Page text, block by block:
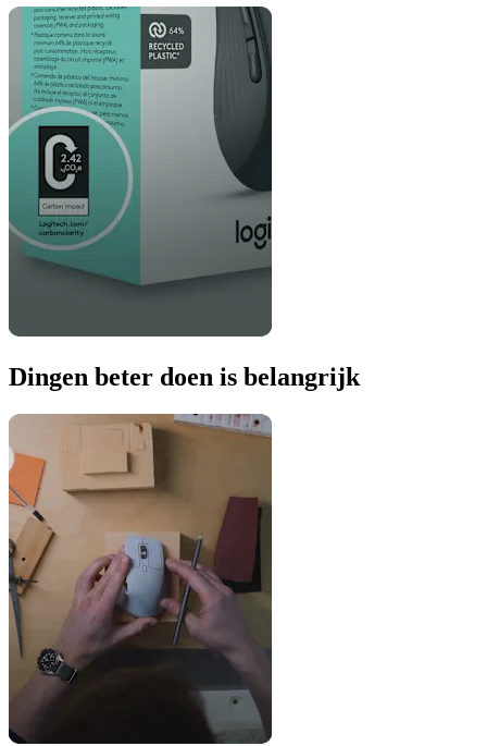
Dingen beter doen is belangrijk